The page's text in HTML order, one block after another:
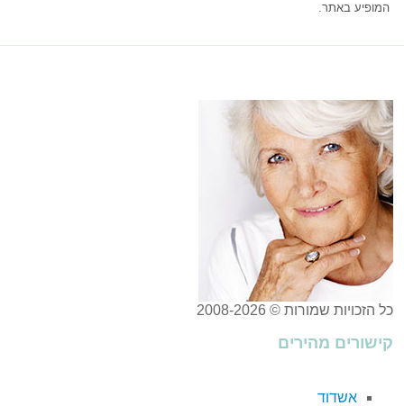
המופיע באתר.
כל הזכויות שמורות © 2008-2026
קישורים מהירים
אשדוד